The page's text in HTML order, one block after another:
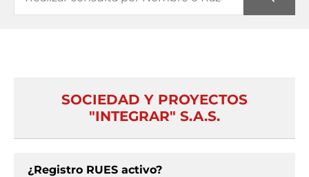
SOCIEDAD Y PROYECTOS
"INTEGRAR" S.A.S.
¿Registro RUES activo?